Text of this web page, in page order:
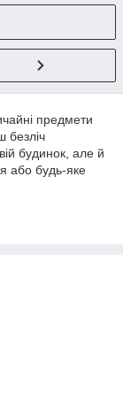
предмети
безліч
будинок, але й
або будь-яке
атмосферу
враховувати
невеликої
настінний
А для великого
громіздке,